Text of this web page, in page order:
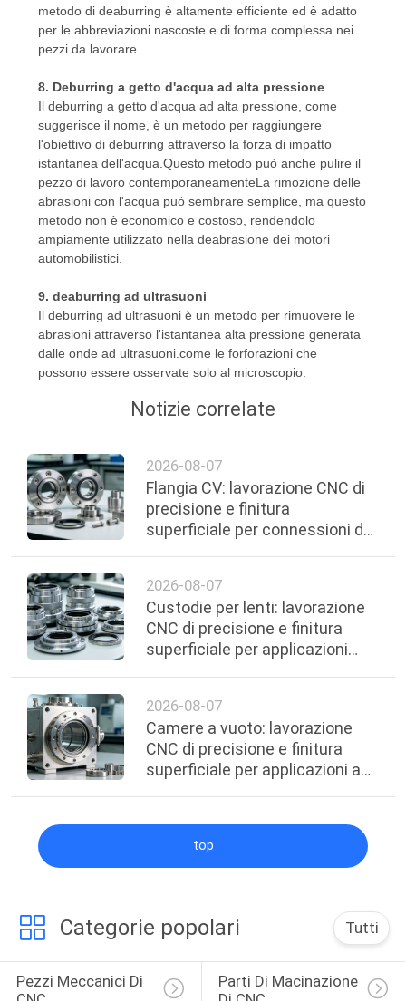
metodo di deaburring è altamente efficiente ed è adatto
per le abbreviazioni nascoste e di forma complessa nei
pezzi da lavorare.
8. Deburring a getto d'acqua ad alta pressione
Il deburring a getto d'acqua ad alta pressione, come
suggerisce il nome, è un metodo per raggiungere
l'obiettivo di deburring attraverso la forza di impatto
istantanea dell'acqua.Questo metodo può anche pulire il
pezzo di lavoro contemporaneamenteLa rimozione delle
abrasioni con l'acqua può sembrare semplice, ma questo
metodo non è economico e costoso, rendendolo
ampiamente utilizzato nella deabrasione dei motori
automobilistici.
9. deaburring ad ultrasuoni
Il deburring ad ultrasuoni è un metodo per rimuovere le
abrasioni attraverso l'istantanea alta pressione generata
dalle onde ad ultrasuoni.come le forforazioni che
possono essere osservate solo al microscopio.
Notizie correlate
2026-08-07
Flangia CV: lavorazione CNC di
precisione e finitura
superficiale per connessioni del
2026-08-07
Custodie per lenti: lavorazione
CNC di precisione e finitura
superficiale per applicazioni
2026-08-07
Camere a vuoto: lavorazione
CNC di precisione e finitura
superficiale per applicazioni ad
top
Categorie popolari Tutti
Pezzi Meccanici Di
Parti Di Macinazione